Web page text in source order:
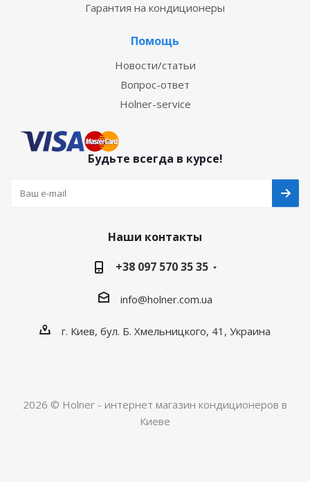
Гарантия на кондиционеры
Помощь
Новости/статьи
Вопрос-ответ
Holner-service
Будьте всегда в курсе!
Наши контакты
+38 097 570 35 35
info@holner.com.ua
г. Киев, бул. Б. Хмельницкого, 41, Украина
2026 © Holner - интернет магазин кондиционеров в
Киеве